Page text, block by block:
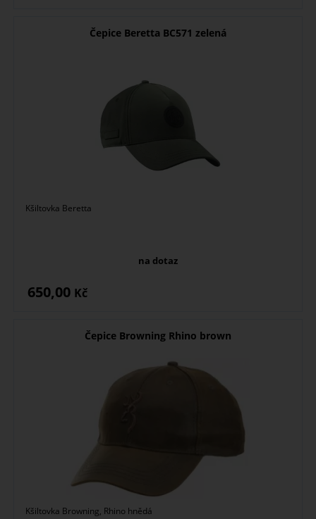
Čepice Beretta BC571 zelená
Kšiltovka Beretta
na dotaz
650,00 Kč
Čepice Browning Rhino brown
Kšiltovka Browning, Rhino hnědá